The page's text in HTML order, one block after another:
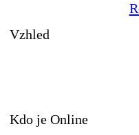
Vzhled
Kdo je Online